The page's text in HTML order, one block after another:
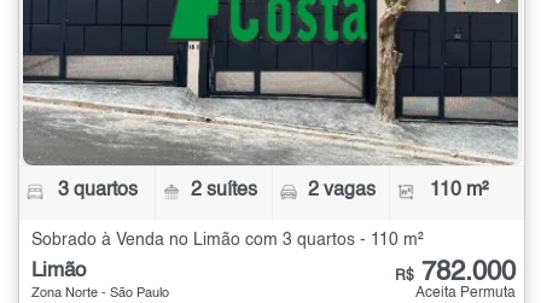
3 quartos 2 suítes 2 vagas 110 m²
Sobrado à Venda no Limão com 3 quartos - 110 m²
Limão
Zona Norte - São Paulo
R$ 782.000
Aceita Permuta